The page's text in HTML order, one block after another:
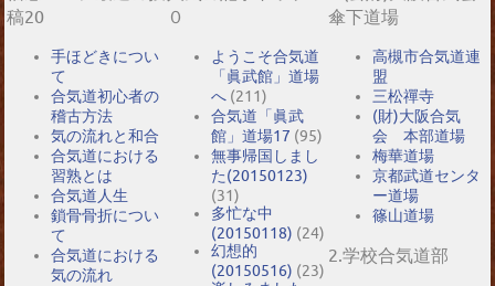
稿20
手ほどきについ
て
合気道初心者の
稽古方法
気の流れと和合
合気道における
習熟とは
合気道人生
鎖骨骨折につい
て
合気道における
気の流れ
０
ようこそ合気道
「眞武館」道場
へ (211)
合気道「眞武
館」道場17 (95)
無事帰国しまし
た(20150123)
(31)
多忙な中
(20150118) (24)
幻想的
(20150516) (23)
傘下道場
高槻市合気道連
盟
三松禪寺
(財)大阪合気
会 本部道場
梅華道場
京都武道センタ
ー道場
篠山道場
2.学校合気道部